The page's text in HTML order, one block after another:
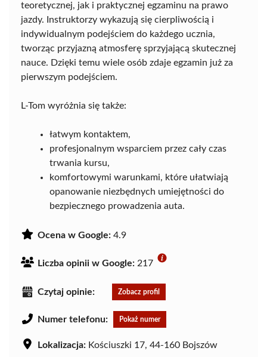
teoretycznej, jak i praktycznej egzaminu na prawo
jazdy. Instruktorzy wykazują się cierpliwością i
indywidualnym podejściem do każdego ucznia,
tworząc przyjazną atmosferę sprzyjającą skutecznej
nauce. Dzięki temu wiele osób zdaje egzamin już za
pierwszym podejściem.
L-Tom wyróżnia się także:
łatwym kontaktem,
profesjonalnym wsparciem przez cały czas
trwania kursu,
komfortowymi warunkami, które ułatwiają
opanowanie niezbędnych umiejętności do
bezpiecznego prowadzenia auta.
Ocena w Google: 4.9
Liczba opinii w Google: 217
Czytaj opinie: Zobacz profil
Numer telefonu: Pokaż numer
Lokalizacja: Kościuszki 17, 44-160 Bojszów